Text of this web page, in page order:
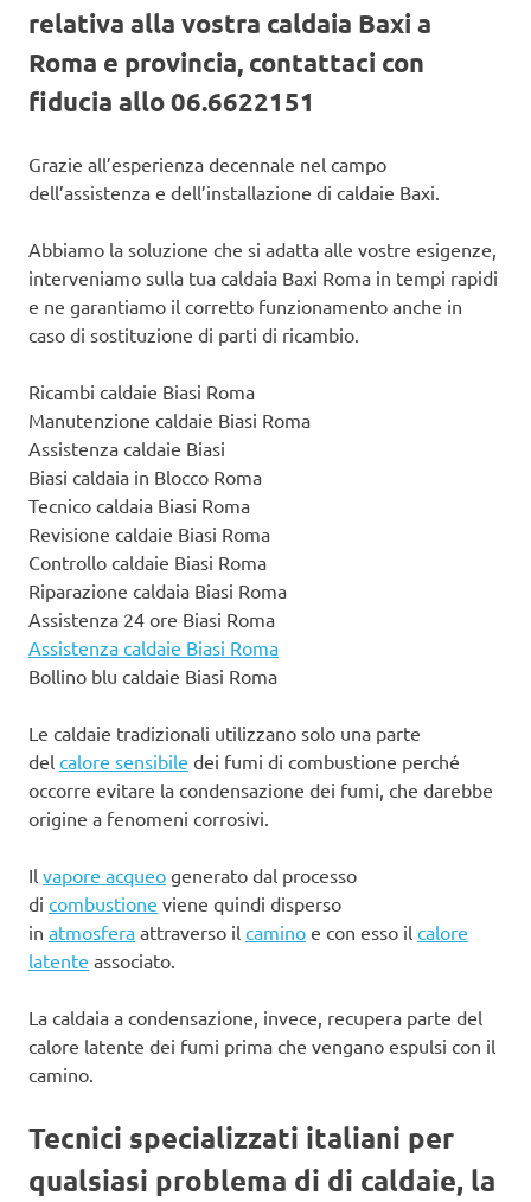
relativa alla vostra caldaia Baxi a
Roma e provincia, contattaci con
fiducia allo 06.6622151
Grazie all’esperienza decennale nel campo
dell’assistenza e dell’installazione di caldaie Baxi.
Abbiamo la soluzione che si adatta alle vostre esigenze,
interveniamo sulla tua caldaia Baxi Roma in tempi rapidi
e ne garantiamo il corretto funzionamento anche in
caso di sostituzione di parti di ricambio.
Ricambi caldaie Biasi Roma
Manutenzione caldaie Biasi Roma
Assistenza caldaie Biasi
Biasi caldaia in Blocco Roma
Tecnico caldaia Biasi Roma
Revisione caldaie Biasi Roma
Controllo caldaie Biasi Roma
Riparazione caldaia Biasi Roma
Assistenza 24 ore Biasi Roma
Assistenza caldaie Biasi Roma
Bollino blu caldaie Biasi Roma
Le caldaie tradizionali utilizzano solo una parte
del calore sensibile dei fumi di combustione perché
occorre evitare la condensazione dei fumi, che darebbe
origine a fenomeni corrosivi.
Il vapore acqueo generato dal processo
di combustione viene quindi disperso
in atmosfera attraverso il camino e con esso il calore
latente associato.
La caldaia a condensazione, invece, recupera parte del
calore latente dei fumi prima che vengano espulsi con il
camino.
Tecnici specializzati italiani per
qualsiasi problema di di caldaie, la